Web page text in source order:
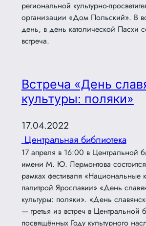
региональной культурно-
организации «Дом Польский». В
день, в день католической Пасхи
встреча.
Встреча «День
культуры: поляки»
17.04.2022
Центральная библиотека
17 апреля в 16:00 в Центральной
имени М. Ю. Лермонтова состоится
рамках фестиваля «Национальные
палитрой Ярославии» «День
культуры: поляки». «День
— третья из встреч в Центральной
посвящённых Году культурного